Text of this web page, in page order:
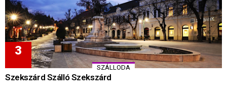
SZÁLLODA
Szekszárd Szálló Szekszárd